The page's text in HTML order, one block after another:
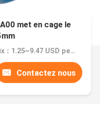
met en cage le
Prix：1.25~9.47 USD per piece
Contactez nous